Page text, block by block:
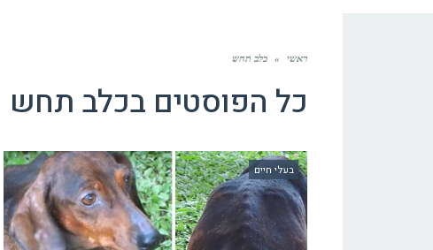
ראשי » כלב תחש
כל הפוסטים בכלב תחש
בעלי חיים